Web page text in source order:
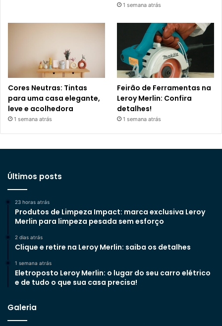
1 semana atrás
Cores Neutras: Tintas
para uma casa elegante,
leve e acolhedora
1 semana atrás
Feirão de Ferramentas na
Leroy Merlin: Confira
detalhes!
1 semana atrás
Últimos posts
23 horas atrás
Produtos de Limpeza Impact: marca exclusiva Leroy
Merlin para limpeza pesada sem esforço
2 dias atrás
Clique e retire na Leroy Merlin: saiba os detalhes
1 semana atrás
Eletroposto Leroy Merlin: o lugar do seu carro elétrico
e de tudo o que sua casa precisa!
Galeria